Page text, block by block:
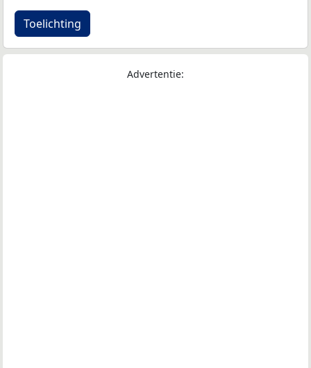
Toelichting
Advertentie: